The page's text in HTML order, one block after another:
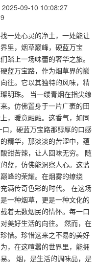
2025-09-10 10:08:27
一处心灵的净土，一处能让
里，烟草巅峰，硬蓝万宝
踏上一场味蕾的奢华之旅。
蓝万宝路，作为烟草界的巅
往。它以其独特的风味，精
明珠。 当一缕青烟在指尖缭
。仿佛置身于一片广袤的田
，暖意融融。这香气，如同
，硬蓝万宝路那醇厚的口感
精华，那淡淡的苦涩中，蕴
甜苦辣，让人回味无穷。 随
蓝，仿佛能洞察人心。这蓝
峰的荣耀。在烟雾的缭绕
满传奇色彩的时代。 在这场
一种烟草，更是一种文化的
着无数烟民的情怀。每一口
美好生活的向往。 然而，在
惜。珍惜这来之不易的美好
，在这喧嚣的世界里，能拥
。 烟，是生活的调味品，是